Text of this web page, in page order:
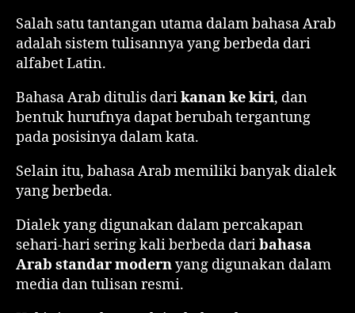
Salah satu tantangan utama dalam bahasa Arab
adalah sistem tulisannya yang berbeda dari
alfabet Latin.
Bahasa Arab ditulis darikanan ke kiri, dan
bentuk hurufnya dapat berubah tergantung
pada posisinya dalam kata.
Selain itu, bahasa Arab memiliki banyak dialek
yang berbeda.
Dialek yang digunakan dalam percakapan
sehari-hari sering kali berbeda daribahasa
Arab standar modernyang digunakan dalam
media dan tulisan resmi.